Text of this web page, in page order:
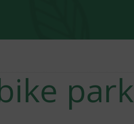
park